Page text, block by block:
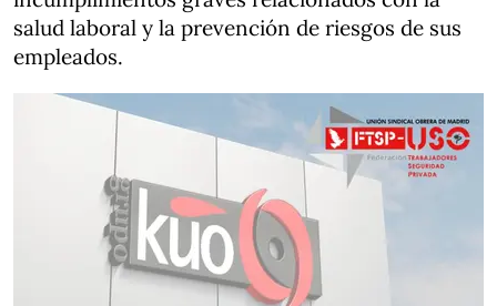
salud laboral y la prevención de riesgos de sus
empleados.